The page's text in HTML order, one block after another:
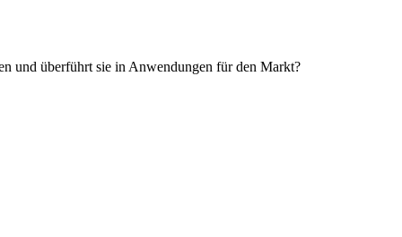
und überführt sie in Anwendungen für den Markt?